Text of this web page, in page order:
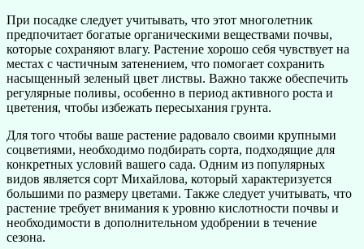
При посадке следует учитывать, что этот многолетник
предпочитает богатые органическими веществами почвы,
которые сохраняют влагу. Растение хорошо себя чувствует на
местах с частичным затенением, что помогает сохранить
насыщенный зеленый цвет листвы. Важно также обеспечить
регулярные поливы, особенно в период активного роста и
цветения, чтобы избежать пересыхания грунта.
Для того чтобы ваше растение радовало своими крупными
соцветиями, необходимо подбирать сорта, подходящие для
конкретных условий вашего сада. Одним из популярных
видов является сорт Михайлова, который характеризуется
большими по размеру цветами. Также следует учитывать, что
растение требует внимания к уровню кислотности почвы и
необходимости в дополнительном удобрении в течение
сезона.